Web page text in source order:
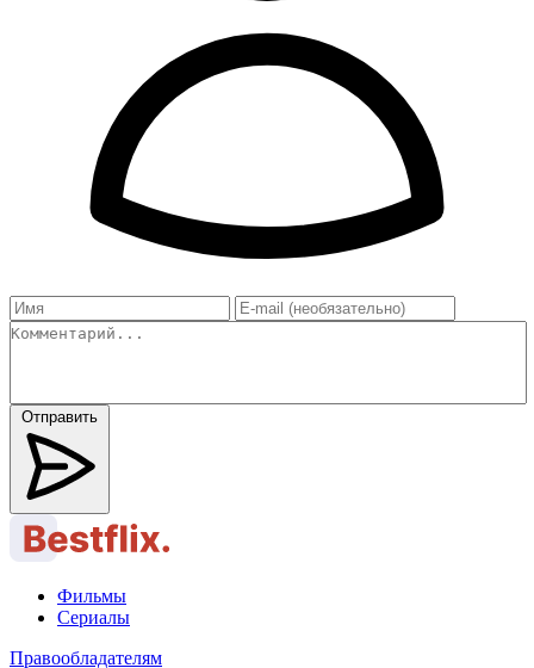
Отправить
Фильмы
Сериалы
Правообладателям